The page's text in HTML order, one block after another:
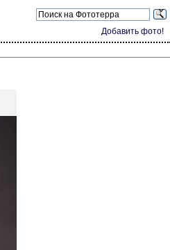
Добавить фото!